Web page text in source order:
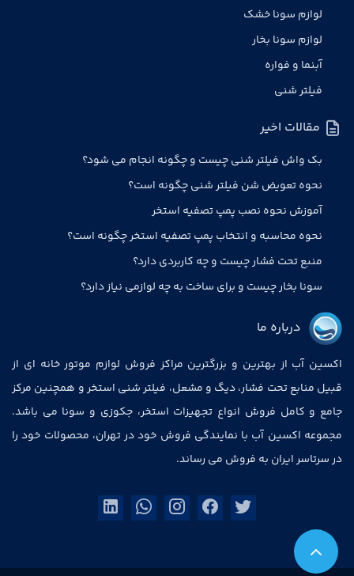
درباره ما
اکسین آب از بهترین و بزرگترین مراکز فروش لوازم موتور خانه ای از
قبیل منابع تحت فشار، دیگ و مشعل، فیلتر شنی استخر و همچنین مرکز
جامع و کامل فروش انواع تجهیزات استخر، جکوزی و سونا می باشد.
مجموعه اکسین آب با نمایندگی فروش خود در تهران، محصولات خود را
در سرتاسر ایران به فروش می رساند.
مقالات اخیر
بک واش فیلتر شنی چیست و چگونه انجام می شود؟
نحوه تعویض شن فیلتر شنی چگونه است؟
آموزش نحوه نصب پمپ تصفیه استخر
نحوه محاسبه و انتخاب پمپ تصفیه استخر چگونه است؟
منبع تحت فشار چیست و چه کاربردی دارد؟
سونا بخار چیست و برای ساخت به چه لوازمی نیاز دارد؟
لوازم سونا خشک
لوازم سونا بخار
آبنما و فواره
فیلتر شنی